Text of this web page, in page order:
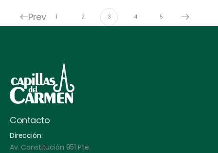
Prev 1 2 3 4 5
Contacto
Dirección:
Av. Constitución 951 Pte.